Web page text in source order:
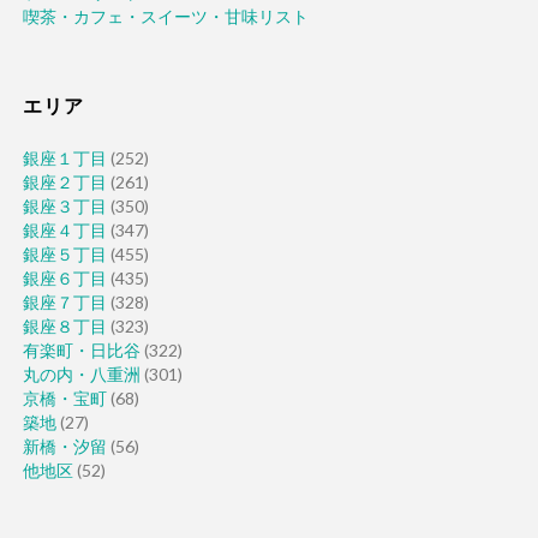
喫茶・カフェ・スイーツ・甘味リスト
エリア
銀座１丁目 (252)
銀座２丁目 (261)
銀座３丁目 (350)
銀座４丁目 (347)
銀座５丁目 (455)
銀座６丁目 (435)
銀座７丁目 (328)
銀座８丁目 (323)
有楽町・日比谷(322)
丸の内・八重洲 (301)
京橋・宝町(68)
築地(27)
新橋・汐留 (56)
他地区(52)